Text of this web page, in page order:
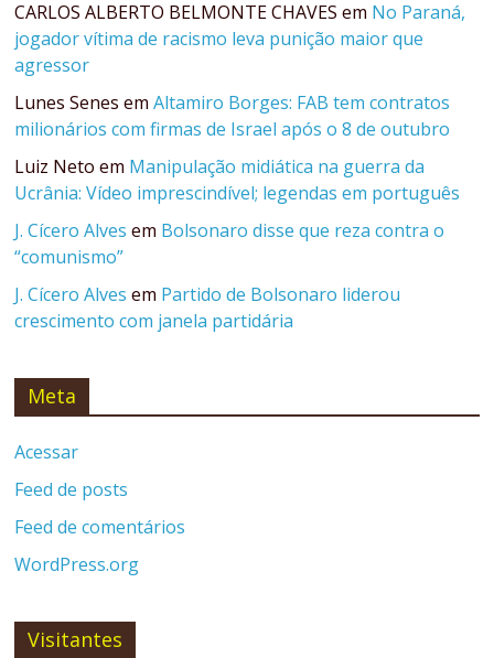
CARLOS ALBERTO BELMONTE CHAVES em No Paraná,
jogador vítima de racismo leva punição maior que
agressor
Lunes Senes emAltamiro Borges: FAB tem contratos
milionários com firmas de Israel após o 8 de outubro
Luiz Neto em Manipulação midiática na guerra da
Ucrânia: Vídeo imprescindível; legendas em português
J. Cícero Alves em Bolsonaro disse que reza contra o
“comunismo”
J. Cícero Alves em Partido de Bolsonaro liderou
crescimento com janela partidária
Meta
Acessar
Feed de posts
Feed de comentários
WordPress.org
Visitantes